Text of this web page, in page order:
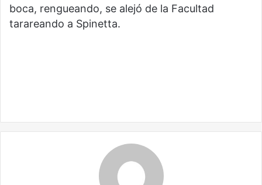
boca, rengueando, se alejó de la Facultad
tarareando a Spinetta.